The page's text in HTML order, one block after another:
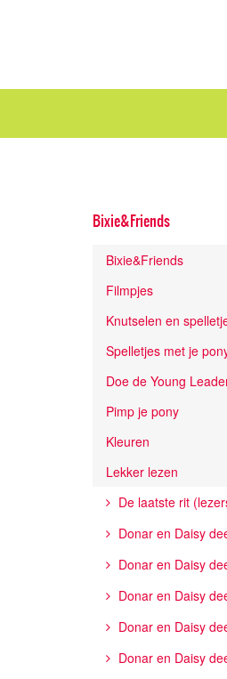
Bixie&Friends
Bixie&Friends
Filmpjes
Knutselen en
Spelletjes met je
Doe de Young
Pimp je pony
Kleuren
Lekker lezen
De laatste rit
Donar en Daisy
Donar en Daisy
Donar en Daisy
Donar en Daisy
Donar en Daisy